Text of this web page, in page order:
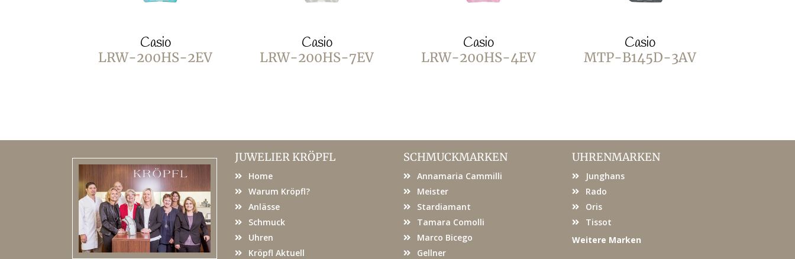
Casio
LRW-200HS-2EV
Casio
LRW-200HS-7EV
Casio
LRW-200HS-4EV
Casio
MTP-B145D-3AV
JUWELIER KRÖPFL
Home
Warum Kröpfl?
Anlässe
Schmuck
Uhren
Kröpfl Aktuell
SCHMUCKMARKEN
Annamaria Cammilli
Meister
Stardiamant
Tamara Comolli
Marco Bicego
Gellner
UHRENMARKEN
Junghans
Rado
Oris
Tissot
Weitere Marken